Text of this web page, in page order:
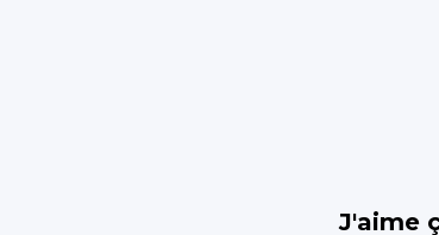
J'aime